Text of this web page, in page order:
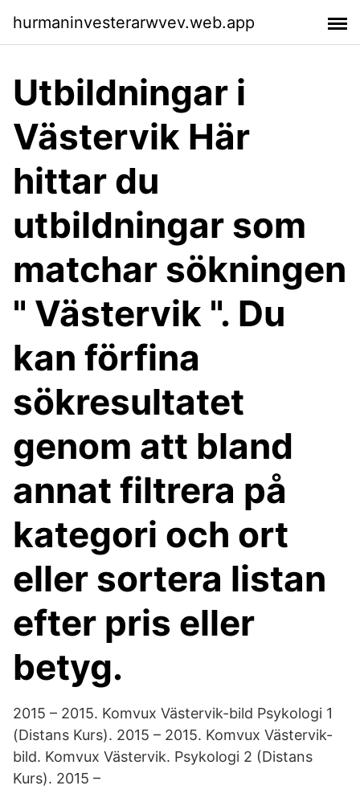
hurmaninvesterarwvev.web.app
Utbildningar i
Västervik Här
hittar du
utbildningar som
matchar sökningen
" Västervik ". Du
kan förfina
sökresultatet
genom att bland
annat filtrera på
kategori och ort
eller sortera listan
efter pris eller
betyg.
2015 – 2015. Komvux Västervik-bild Psykologi 1
(Distans Kurs). 2015 – 2015. Komvux Västervik-
bild. Komvux Västervik. Psykologi 2 (Distans
Kurs). 2015 –